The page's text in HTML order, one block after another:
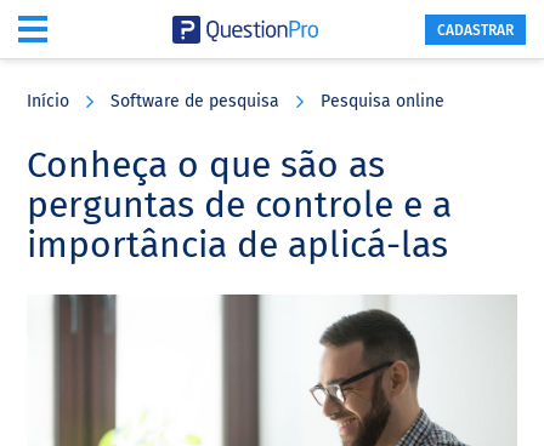
content
sidebar
CADASTRAR
Início Software de pesquisa Pesquisa online
Conheça o que são as
perguntas de controle e a
importância de aplicá-las